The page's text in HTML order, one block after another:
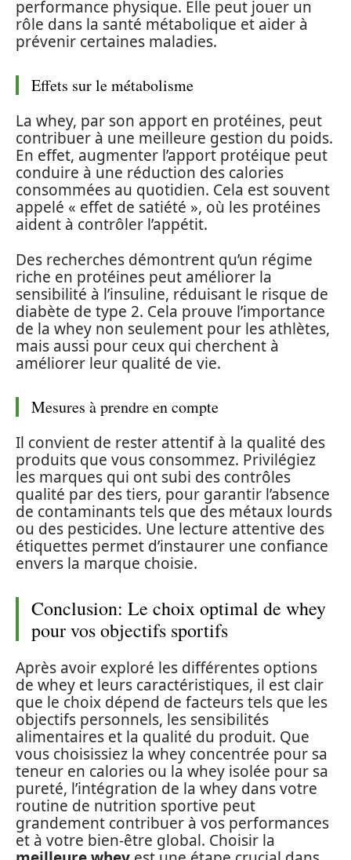
performance physique. Elle peut jouer un
rôle dans la santé métabolique et aider à
prévenir certaines maladies.
Effets sur le métabolisme
La whey, par son apport en protéines, peut
contribuer à une meilleure gestion du poids.
En effet, augmenter l’apport protéique peut
conduire à une réduction des calories
consommées au quotidien. Cela est souvent
appelé « effet de satiété », où les protéines
aident à contrôler l’appétit.
Des recherches démontrent qu’un régime
riche en protéines peut améliorer la
sensibilité à l’insuline, réduisant le risque de
diabète de type 2. Cela prouve l’importance
de la whey non seulement pour les athlètes,
mais aussi pour ceux qui cherchent à
améliorer leur qualité de vie.
Mesures à prendre en compte
Il convient de rester attentif à la qualité des
produits que vous consommez. Privilégiez
les marques qui ont subi des contrôles
qualité par des tiers, pour garantir l’absence
de contaminants tels que des métaux lourds
ou des pesticides. Une lecture attentive des
étiquettes permet d’instaurer une confiance
envers la marque choisie.
Conclusion: Le choix optimal de whey
pour vos objectifs sportifs
Après avoir exploré les différentes options
de whey et leurs caractéristiques, il est clair
que le choix dépend de facteurs tels que les
objectifs personnels, les sensibilités
alimentaires et la qualité du produit. Que
vous choisissiez la whey concentrée pour sa
teneur en calories ou la whey isolée pour sa
pureté, l’intégration de la whey dans votre
routine de nutrition sportive peut
grandement contribuer à vos performances
et à votre bien-être global. Choisir la